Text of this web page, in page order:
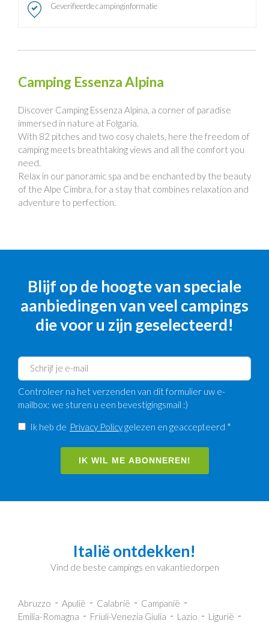
Geverifieerde campinginformatie
Camping Essenza Alpina
Discover Camping Essenza Alpina, a corner of paradise
immersed in nature at Folgaria.
With 82 pitches and two cosy chalets, here the freedom of
camping meets breathtaking views and all the comfort you
need.
Relax in our panoramic spa and be enchanted by the beauty
of the Alpe Cimbra, for a stay that combines relaxation and
adventure to perfection.
Blijf op de hoogte van speciale
aanbiedingen van veel campings
die voor u zijn geselecteerd!
Controleer na het verzenden van dit formulier uw e-
mailbox: we sturen u een bevestigingsmail :)
Ik heb de Privacy Policygelezen en geaccepteerd *
IK WIL ME ABONNEREN!
Italië ontdekken!
Vind de beste campings en vakantiedorpen
Abruzzo Apulië Calabrië
Campanië
Emilia-Romagna
Friuli-Venezia Giulia Lazio
Ligurië